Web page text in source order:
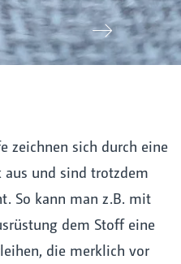
Vor
zeichnen sich durch eine
aus und sind trotzdem
So kann man z.B. mit
dem Stoff eine
die merklich vor